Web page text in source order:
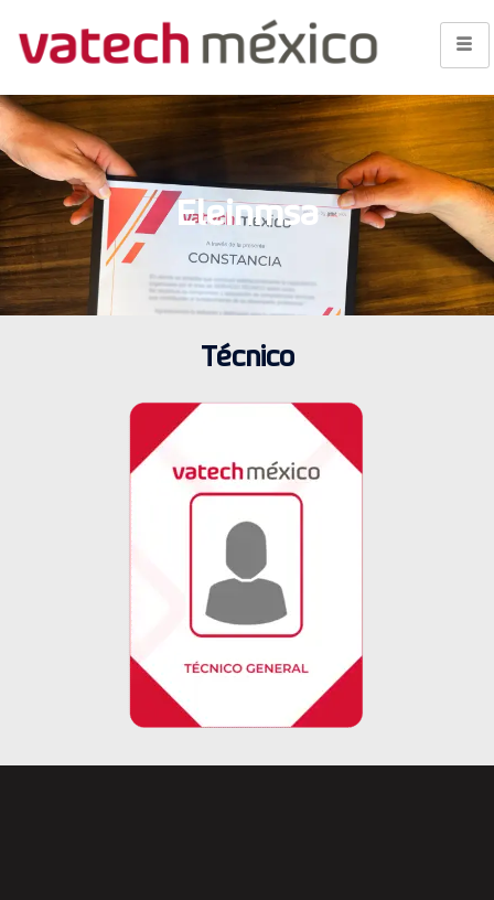
Eleinmsa
Técnico